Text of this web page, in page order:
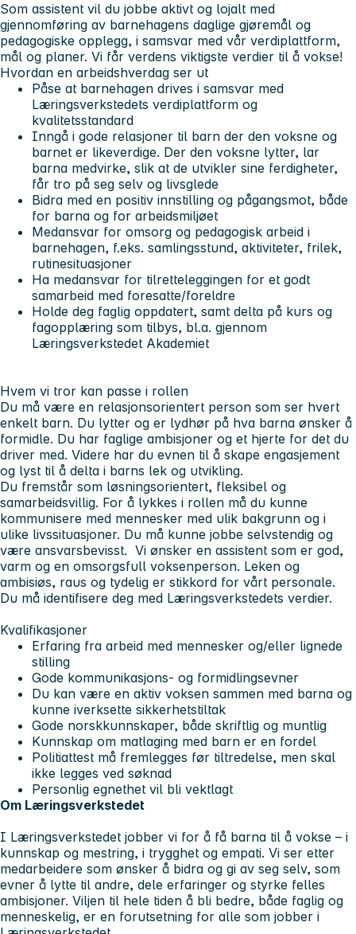
Som assistent vil du jobbe aktivt og lojalt med
gjennomføring av barnehagens daglige gjøremål og
pedagogiske opplegg, i samsvar med vår verdiplattform,
mål og planer. Vi får verdens viktigste verdier til å vokse!
Hvordan en arbeidshverdag ser ut
Påse at barnehagen drives i samsvar med
Læringsverkstedets verdiplattform og
kvalitetsstandard
Inngå i gode relasjoner til barn der den voksne og
barnet er likeverdige. Der den voksne lytter, lar
barna medvirke, slik at de utvikler sine ferdigheter,
får tro på seg selv og livsglede
Bidra med en positiv innstilling og pågangsmot, både
for barna og for arbeidsmiljøet
Medansvar for omsorg og pedagogisk arbeid i
barnehagen, f.eks. samlingsstund, aktiviteter, frilek,
rutinesituasjoner
Ha medansvar for tilretteleggingen for et godt
samarbeid med foresatte/foreldre
Holde deg faglig oppdatert, samt delta på kurs og
fagopplæring som tilbys, bl.a. gjennom
Læringsverkstedet Akademiet
Hvem vi tror kan passe i rollen
Du må være en relasjonsorientert person som ser hvert
enkelt barn. Du lytter og er lydhør på hva barna ønsker å
formidle. Du har faglige ambisjoner og et hjerte for det du
driver med. Videre har du evnen til å skape engasjement
og lyst til å delta i barns lek og utvikling.
Du fremstår som løsningsorientert, fleksibel og
samarbeidsvillig. For å lykkes i rollen må du kunne
kommunisere med mennesker med ulik bakgrunn og i
ulike livssituasjoner. Du må kunne jobbe selvstendig og
være ansvarsbevisst. Vi ønsker en assistent som er god,
varm og en omsorgsfull voksenperson. Leken og
ambisiøs, raus og tydelig er stikkord for vårt personale.
Du må identifisere deg med Læringsverkstedets verdier.
Kvalifikasjoner
Erfaring fra arbeid med mennesker og/eller lignede
stilling
Gode kommunikasjons- og formidlingsevner
Du kan være en aktiv voksen sammen med barna og
kunne iverksette sikkerhetstiltak
Gode norskkunnskaper, både skriftlig og muntlig
Kunnskap om matlaging med barn er en fordel
Politiattest må fremlegges før tiltredelse, men skal
ikke legges ved søknad
Personlig egnethet vil bli vektlagt
Om Læringsverkstedet
I Læringsverkstedet jobber vi for å få barna til å vokse – i
kunnskap og mestring, i trygghet og empati. Vi ser etter
medarbeidere som ønsker å bidra og gi av seg selv, som
evner å lytte til andre, dele erfaringer og styrke felles
ambisjoner. Viljen til hele tiden å bli bedre, både faglig og
menneskelig, er en forutsetning for alle som jobber i